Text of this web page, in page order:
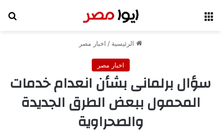
الرئيسية / اخبار مصر
اخبار مصر
سؤال برلمانى بشأن انعدام خدمات
المحمول ببعض الطرق الجديدة
والصحراوية